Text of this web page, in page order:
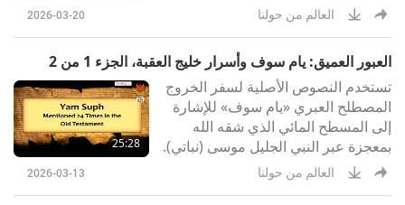
2026-03-20 العالم من حولنا
العبور العميق: يام سوف وأسرار خليج العقبة، الجزء 1 من 2
25:28
تستخدم النصوص الأصلية لسفر الخروج
المصطلح العبري «يام سوف» للإشارة
إلى المسطح المائي الذي شقه الله
بمعجزة عبر النبي الجليل موسى (نباتي).
2026-03-13 العالم من حولنا